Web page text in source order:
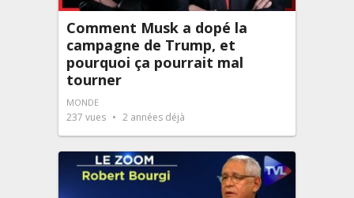
Comment Musk a dopé la
campagne de Trump, et
pourquoi ça pourrait mal
tourner
MONDE
237 vues 2 années déjà